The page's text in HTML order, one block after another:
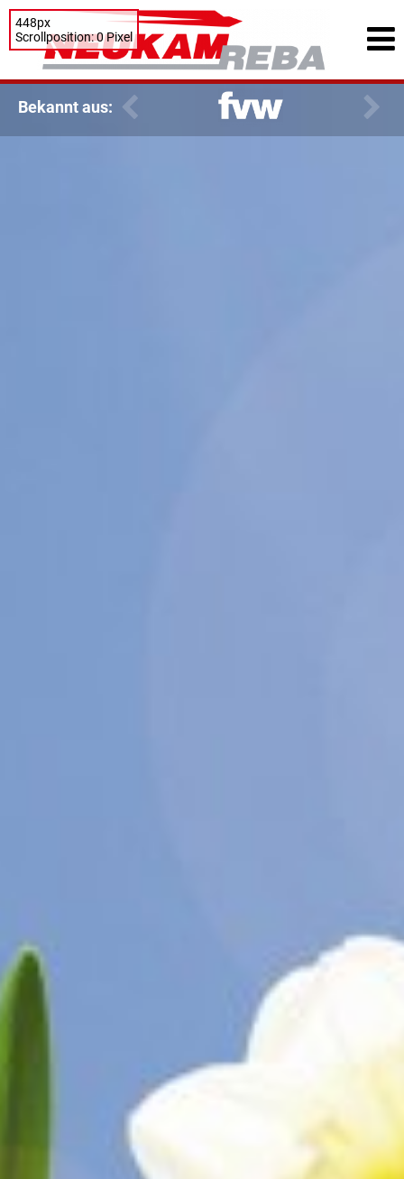
448px
Scrollposition: 0 Pixel
Bekannt aus: